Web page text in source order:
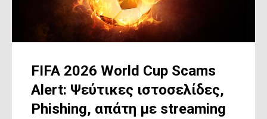
FIFA 2026 World Cup Scams
Alert: Ψεύτικες ιστοσελίδες,
Phishing, απάτη με streaming